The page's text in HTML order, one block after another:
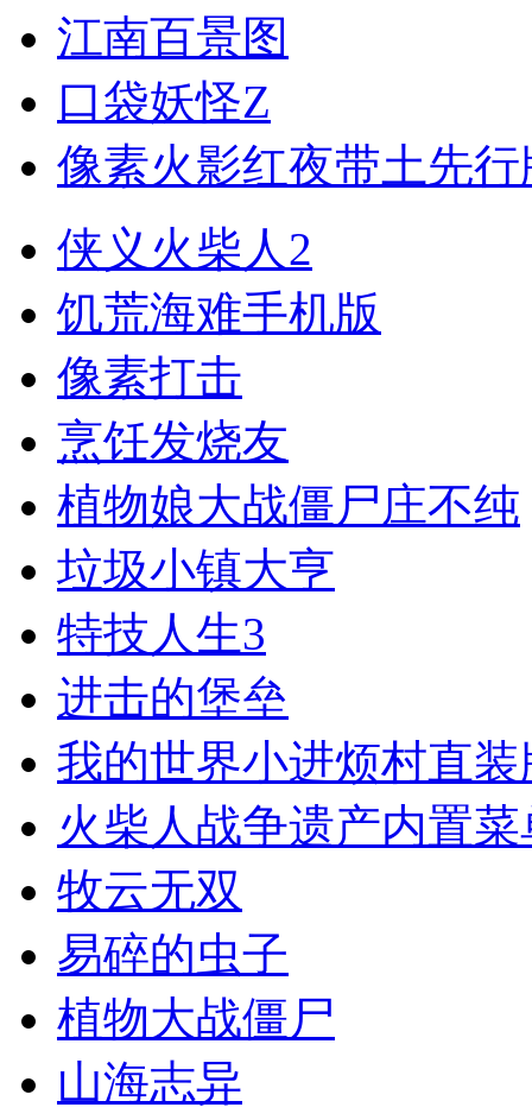
江南百景图
口袋妖怪Z
像素火影红夜带土先行
侠义火柴人2
饥荒海难手机版
像素打击
烹饪发烧友
植物娘大战僵尸庄不纯
垃圾小镇大亨
特技人生3
进击的堡垒
我的世界小进烦村直装
火柴人战争遗产内置
牧云无双
易碎的虫子
植物大战僵尸
山海志异